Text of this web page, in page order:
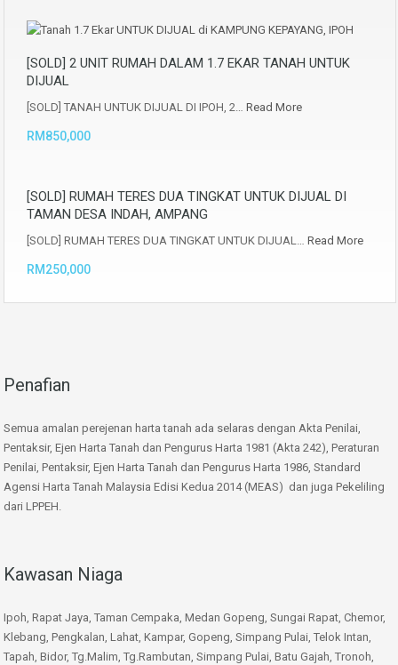
[SOLD] 2 UNIT RUMAH DALAM 1.7 EKAR TANAH UNTUK
DIJUAL
[SOLD] TANAH UNTUK DIJUAL DI IPOH, 2… Read More
RM850,000
[SOLD] RUMAH TERES DUA TINGKAT UNTUK DIJUAL DI
TAMAN DESA INDAH, AMPANG
[SOLD] RUMAH TERES DUA TINGKAT UNTUK DIJUAL… Read More
RM250,000
Penafian
Semua amalan perejenan harta tanah ada selaras dengan Akta Penilai,
Pentaksir, Ejen Harta Tanah dan Pengurus Harta 1981 (Akta 242), Peraturan
Penilai, Pentaksir, Ejen Harta Tanah dan Pengurus Harta 1986, Standard
Agensi Harta Tanah Malaysia Edisi Kedua 2014 (MEAS) dan juga Pekeliling
dari LPPEH.
Kawasan Niaga
Ipoh, Rapat Jaya, Taman Cempaka, Medan Gopeng, Sungai Rapat, Chemor,
Klebang, Pengkalan, Lahat, Kampar, Gopeng, Simpang Pulai, Telok Intan,
Tapah, Bidor, Tg.Malim, Tg.Rambutan, Simpang Pulai, Batu Gajah, Tronoh,